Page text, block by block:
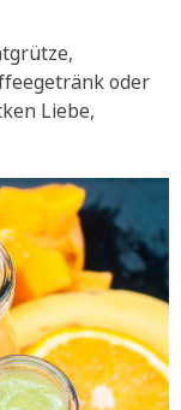
oder
Liebe,